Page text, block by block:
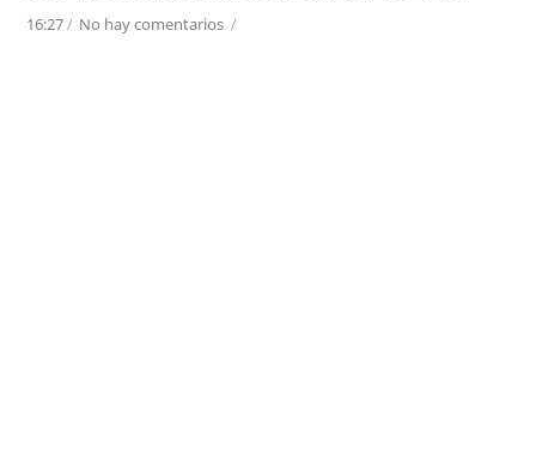
16:27/ No hay comentarios /